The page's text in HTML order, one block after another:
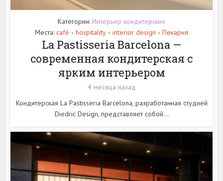
Категории: Интерьер кондитерских
Места: café • hospitality • interior design • Пекарня
La Pastisseria Barcelona —
современная кондитерская с
ярким интерьером
4 месяца назад
Кондитерская La Pastisseria Barcelona, разработанная студией
Diedric Design, представляет собой...